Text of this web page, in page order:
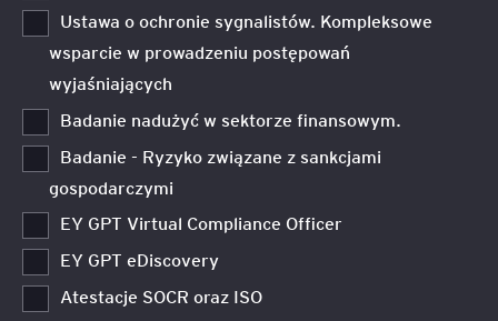
Ustawa o ochronie sygnalistów. Kompleksowe
wsparcie w prowadzeniu postępowań
wyjaśniających
Badanie nadużyć w sektorze finansowym.
Badanie - Ryzyko związane z sankcjami
gospodarczymi
EY GPT Virtual Compliance Officer
EY GPT eDiscovery
Atestacje SOCR oraz ISO